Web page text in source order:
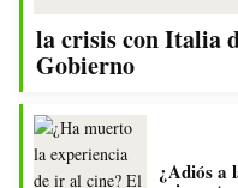
la crisis con Italia
Gobierno
¿Adiós a